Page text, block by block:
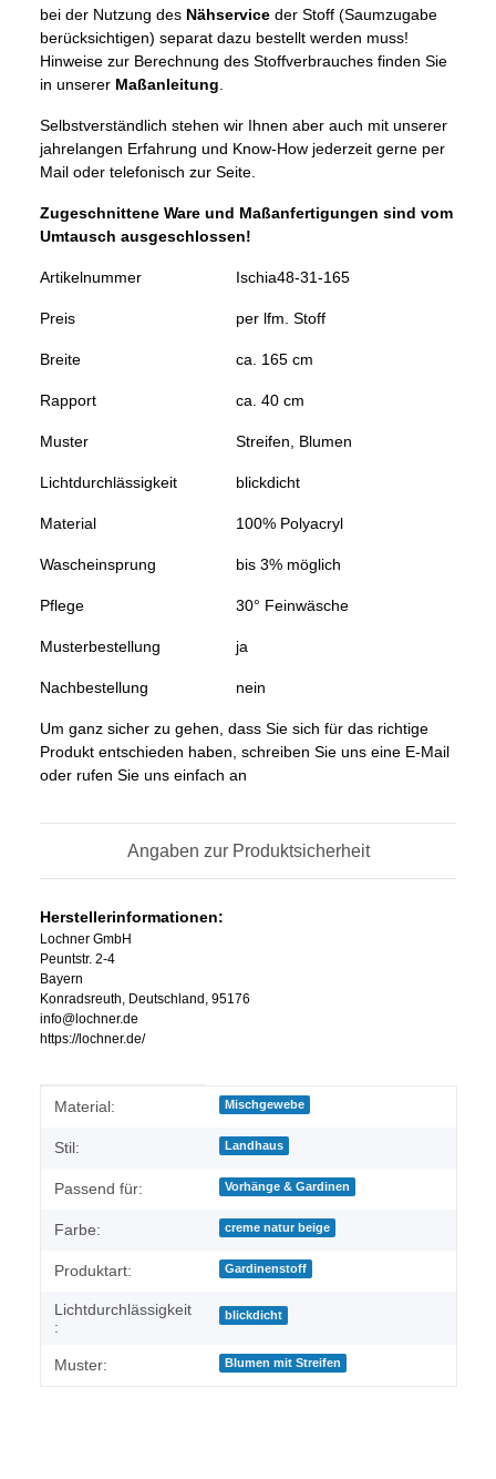
bei der Nutzung des Nähservice der Stoff (Saumzugabe
berücksichtigen) separat dazu bestellt werden muss!
Hinweise zur Berechnung des Stoffverbrauches finden Sie
in unserer Maßanleitung
Selbstverständlich stehen wir Ihnen aber auch mit unserer
jahrelangen Erfahrung und Know-How jederzeit gerne per
Mail oder telefonisch zur Seite.
Zugeschnittene Ware und Maßanfertigungen sind vom
Umtausch ausgeschlossen!
Artikelnummer Ischia48-31-165
Preis per lfm. Stoff
Breite ca. 165 cm
Rapport ca. 40 cm
Muster Streifen, Blumen
Lichtdurchlässigkeit blickdicht
Material 100% Polyacryl
Wascheinsprung bis 3% möglich
Pflege 30° Feinwäsche
Musterbestellung ja
Nachbestellung nein
Um ganz sicher zu gehen, dass Sie sich für das richtige
Produkt entschieden haben, schreiben Sie uns eine E-Mail
oder rufen Sie uns einfach an
Angaben zur Produktsicherheit
Herstellerinformationen:
Lochner GmbH
Peuntstr. 2-4
Bayern
Konradsreuth, Deutschland, 95176
info@lochner.de
https://lochner.de/
Produkteigenschaft
Wert
Material: Mischgewebe
Stil: Landhaus
Passend für: Vorhänge & Gardinen
Farbe: creme natur beige
Produktart: Gardinenstoff
Lichtdurchlässigkeit
:
blickdicht
Muster: Blumen mit Streifen